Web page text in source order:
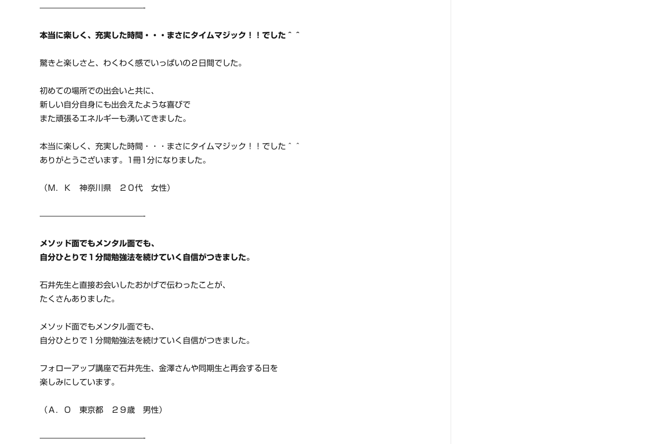
—————————————-
本当に楽しく、充実した時間・・・まさにタイムマジック！！でした＾＾
驚きと楽しさと、わくわく感でいっぱいの２日間でした。
初めての場所での出会いと共に、
新しい自分自身にも出会えたような喜びで
また頑張るエネルギーも湧いてきました。
本当に楽しく、充実した時間・・・まさにタイムマジック！！でした＾＾
ありがとうございます。1冊1分になりました。
（Ｍ．Ｋ 神奈川県 ２０代 女性）
—————————————-
メソッド面でもメンタル面でも、
自分ひとりで１分間勉強法を続けていく自信がつきました。
石井先生と直接お会いしたおかげで伝わったことが、
たくさんありました。
メソッド面でもメンタル面でも、
自分ひとりで１分間勉強法を続けていく自信がつきました。
フォローアップ講座で石井先生、金澤さんや同期生と再会する日を
楽しみにしています。
（Ａ．Ｏ 東京都 ２９歳 男性）
—————————————-